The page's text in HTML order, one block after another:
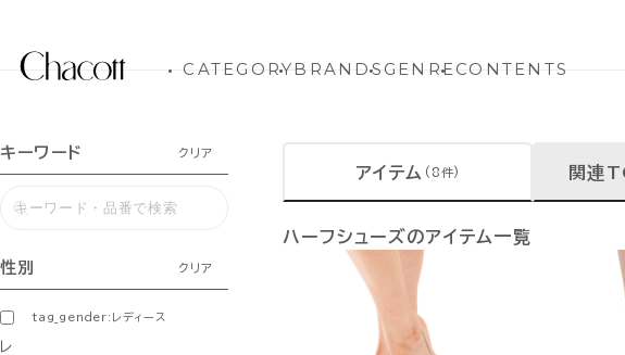
CATEGORYBRANDSGENRECONTENTS
キーワード クリア
性別 クリア
tag_gender:レディース
レ
アイテム (8件) 関連
ハーフシューズのアイテム一覧